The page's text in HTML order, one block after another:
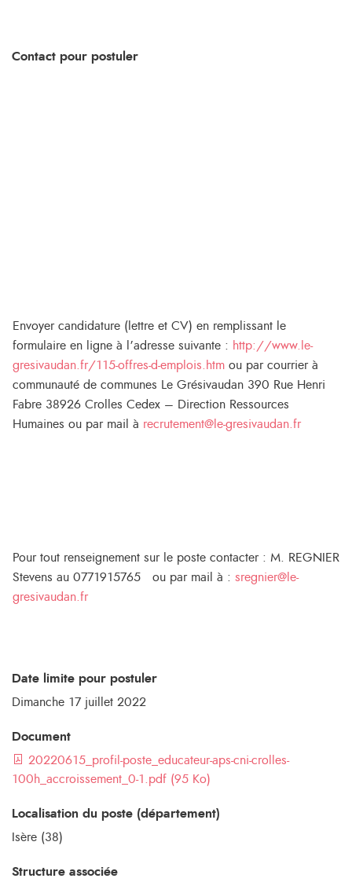
Contact pour postuler
Envoyer candidature (lettre et CV) en remplissant le
formulaire en ligne à l’adresse suivante : http://www.le-
gresivaudan.fr/115-offres-d-emplois.htm ou par courrier à
communauté de communes Le Grésivaudan 390 Rue Henri
Fabre 38926 Crolles Cedex – Direction Ressources
Humaines ou par mail à recrutement@le-gresivaudan.fr
Pour tout renseignement sur le poste contacter : M. REGNIER
Stevens au 0771915765 ou par mail à : sregnier@le-
gresivaudan.fr
Date limite pour postuler
Dimanche 17 juillet 2022
Document
20220615_profil-poste_educateur-aps-cni-crolles-
100h_accroissement_0-1.pdf (95 Ko)
Localisation du poste (département)
Isère (38)
Structure associée